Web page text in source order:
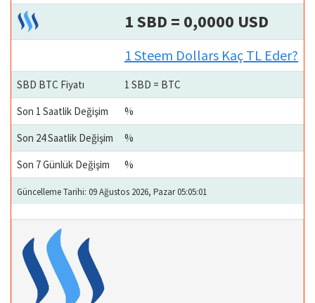
1 SBD = 0,0000 USD
1 Steem Dollars Kaç TL Eder?
SBD BTC Fiyatı
1 SBD = BTC
Son 1 Saatlik Değişim
%
Son 24 Saatlik Değişim
%
Son 7 Günlük Değişim
%
Güncelleme Tarihi: 09 Ağustos 2026, Pazar 05:05:01